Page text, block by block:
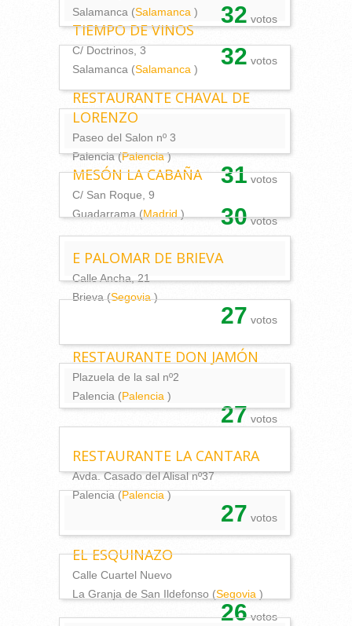
Salamanca (Salamanca ) 32 votos
TIEMPO DE VINOS
C/ Doctrinos, 3
Salamanca (Salamanca ) 32 votos
RESTAURANTE CHAVAL DE
LORENZO
Paseo del Salon nº 3
Palencia (Palencia )
31 votos
MESÓN LA CABAÑA
C/ San Roque, 9
Guadarrama (Madrid ) 30votos
E PALOMAR DE BRIEVA
Calle Ancha, 21
Brieva (Segovia )
27 votos
RESTAURANTE DON JAMÓN
Plazuela de la sal nº2
Palencia (Palencia )
27 votos
RESTAURANTE LA CANTARA
Avda. Casado del Alisal nº37
Palencia (Palencia )
27 votos
EL ESQUINAZO
Calle Cuartel Nuevo
La Granja de San Ildefonso (Segovia )
26votos